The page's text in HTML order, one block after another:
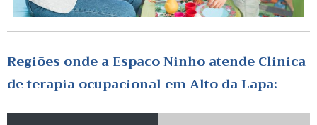
Regiões onde a Espaco Ninho atende Clinica
de terapia ocupacional em Alto da Lapa: